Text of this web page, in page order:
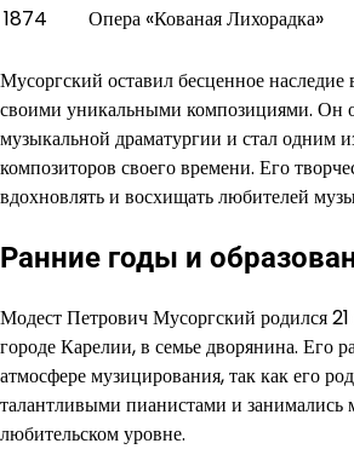
1874
Опера «Кованая Лихорадка»
Мусоргский оставил бесценное наследие
своими уникальными композициями. Он
музыкальной драматургии и стал одним
композиторов своего времени. Его
вдохновлять и восхищать любителей
Ранние годы и
Модест Петрович Мусоргский родился 21
городе Карелии, в семье дворянина. Его
атмосфере музицирования, так как его
талантливыми пианистами и занимались
любительском уровне.